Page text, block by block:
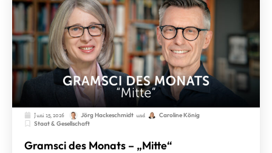
Juni 15, 2026 Jörg Hackeschmidt und
Caroline König
Staat & Gesellschaft
Gramsci des Monats – „Mitte“